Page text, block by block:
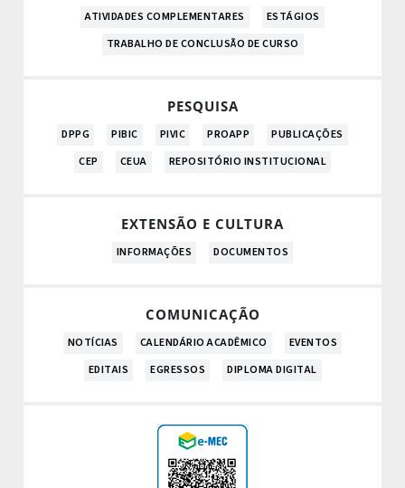
ATIVIDADES COMPLEMENTARES
ESTÁGIOS
TRABALHO DE CONCLUSÃO DE CURSO
PESQUISA
DPPG PIBIC PIVIC PROAPP
PUBLICAÇÕES
CEP
CEUA REPOSITÓRIO INSTITUCIONAL
EXTENSÃO E CULTURA
INFORMAÇÕES DOCUMENTOS
COMUNICAÇÃO
NOTÍCIAS CALENDÁRIO ACADÊMICO
EVENTOS
EDITAIS
EGRESSOS DIPLOMA DIGITAL